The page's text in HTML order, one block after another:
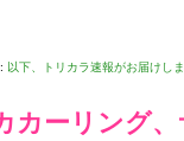
: 以下、トリカラ速報がお届けし
カーリング